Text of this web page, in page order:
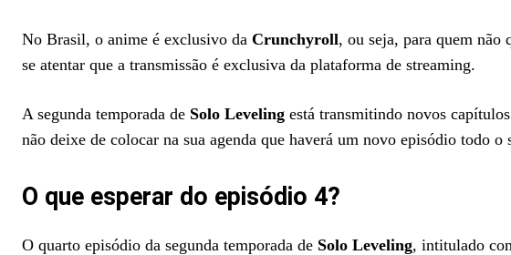
No Brasil, o anime é exclusivo da Crunchyroll, ou seja, para quem não
se atentar que a transmissão é exclusiva da plataforma de streaming.
A segunda temporada de Solo Leveling está transmitindo novos
não deixe de colocar na sua agenda que haverá um novo episódio todo o
O que esperar do episódio 4?
O quarto episódio da segunda temporada de Solo Leveling, intitulado